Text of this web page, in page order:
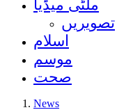
ملٹی میڈیا
تصویریں
اسلام
موسم
صحت
News